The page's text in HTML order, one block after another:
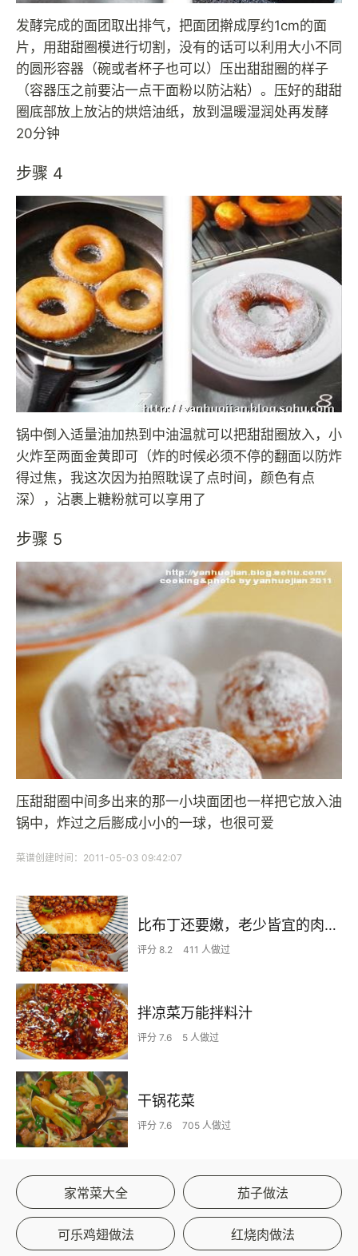
发酵完成的面团取出排气，把面团擀成厚约1cm的面
片，用甜甜圈模进行切割，没有的话可以利用大小不同
的圆形容器（碗或者杯子也可以）压出甜甜圈的样子
（容器压之前要沾一点干面粉以防沾粘）。压好的甜甜
圈底部放上放沾的烘焙油纸，放到温暖湿润处再发酵
20分钟
步骤 4
锅中倒入适量油加热到中油温就可以把甜甜圈放入，小
火炸至两面金黄即可（炸的时候必须不停的翻面以防炸
得过焦，我这次因为拍照耽误了点时间，颜色有点
深），沾裹上糖粉就可以享用了
步骤 5
压甜甜圈中间多出来的那一小块面团也一样把它放入油
锅中，炸过之后膨成小小的一球，也很可爱
菜谱创建时间：2011-05-03 09:42:07
比布丁还要嫩，老少皆宜的肉沫蒸蛋
评分 8.2 411 人做过
拌凉菜万能拌料汁
评分 7.6 5 人做过
干锅花菜
评分 7.6 705 人做过
家常菜大全 茄子做法
可乐鸡翅做法 红烧肉做法